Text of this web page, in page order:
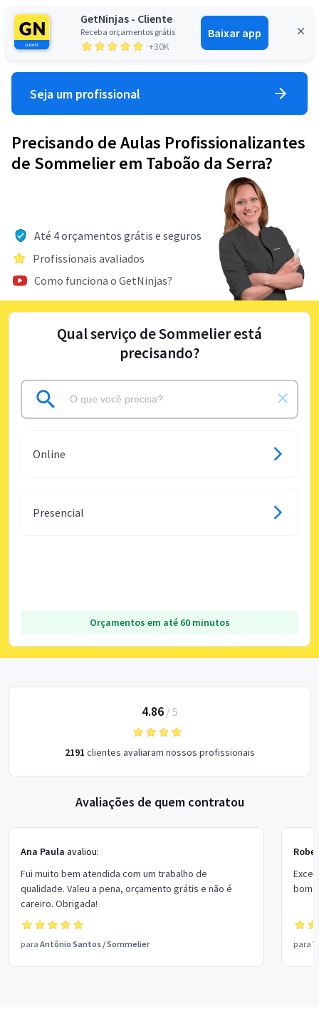
GetNinjas - Cliente
Receba orçamentos grátis
+30K
Baixar app
Entrar
Seja um profissional
Precisando de Aulas Profissionalizantes
de Sommelier em Taboão da Serra?
Até 4 orçamentos grátis e seguros
Profissionais avaliados
Como funciona o GetNinjas?
Qual serviço de Sommelier está
precisando?
Online
Presencial
Orçamentos em até 60 minutos
4.86/ 5
2191 clientes avaliaram nossos profissionais
Avaliações de quem contratou
Ana Paula avaliou:
Fui muito bem atendida com um trabalho de
qualidade. Valeu a pena, orçamento grátis e não é
careiro. Obrigada!
para Antônio Santos /Sommelier
bom
para